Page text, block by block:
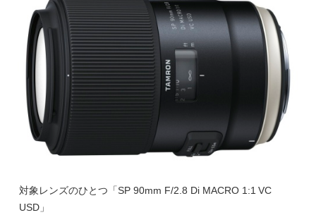
対象レンズのひとつ「SP 90mm F/2.8 Di MACRO 1:1 VC
USD」